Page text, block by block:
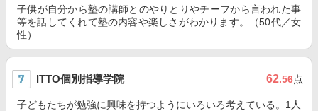
子供が自分から塾の講師とのやりとりやチーフから言われた事
等を話してくれて塾の内容や楽しさがわかります。（50代／女
性）
ITTO個別指導学院 62.56点
子どもたちが勉強に興味を持つようにいろいろ考えている。1人